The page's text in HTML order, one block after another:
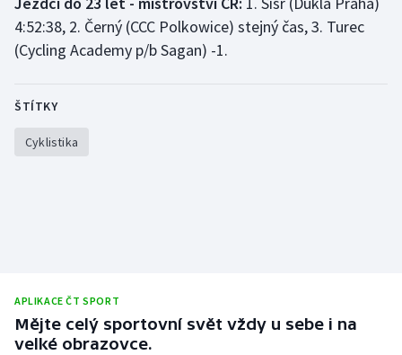
4:52:38, 2. Černý (CCC Polkowice) stejný čas, 3. Turec
(Cycling Academy p/b Sagan) -1.
ŠTÍTKY
Cyklistika
APLIKACE ČT SPORT
Mějte celý sportovní svět vždy u sebe i na
velké obrazovce.